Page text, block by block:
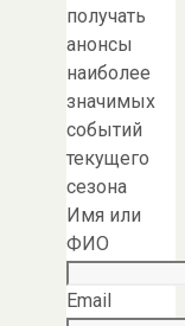
получать
анонсы
наиболее
значимых
событий
текущего
сезона
Имя или
ФИО
Email